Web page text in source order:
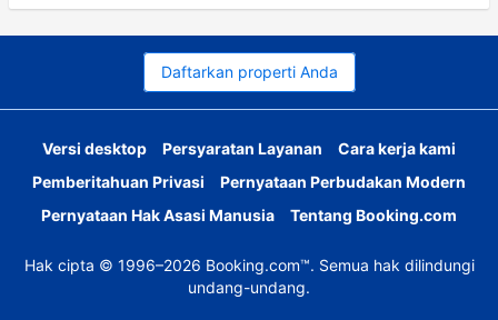
Daftarkan properti Anda
Versi desktop Persyaratan Layanan
Cara kerja kami
Pemberitahuan Privasi
Pernyataan Perbudakan Modern
Pernyataan Hak Asasi Manusia
Tentang Booking.com
Hak cipta © 1996–2026 Booking.com™. Semua hak dilindungi
undang-undang.